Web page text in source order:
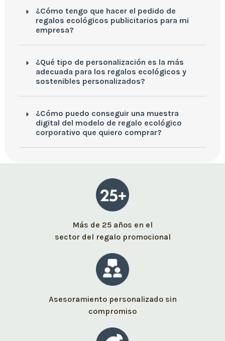
¿Cómo tengo que hacer el pedido de
regalos ecológicos publicitarios para mi
empresa?
¿Qué tipo de personalización es la más
adecuada para los regalos ecológicos y
sostenibles personalizados?
¿Cómo puedo conseguir una muestra
digital del modelo de regalo ecológico
corporativo que quiero comprar?
Más de 25 años en el
sector del regalo promocional
Asesoramiento personalizado sin
compromiso